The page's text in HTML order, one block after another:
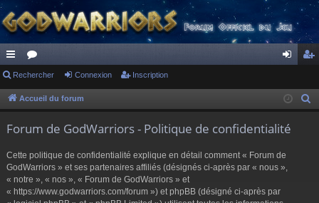
ac
co
s
or
u ne cri
Rechercher Connexion Inscription
Accueil du forum
Forum de GodWarriors - Politique de confidentialité
Cette politique de confidentialité explique en détail comment « Forum de
GodWarriors » et ses partenaires affiliés (désignés ci-après par « nous »,
« notre », « nos », « Forum de GodWarriors » et
« https://www.godwarriors.com/forum ») et phpBB (désigné ci-après par